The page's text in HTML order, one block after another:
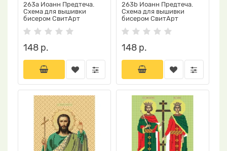
263a Иоанн Предтеча.
Схема для вышивки
бисером СвитАрт
148 р.
263b Иоанн Предтеча.
Схема для вышивки
бисером СвитАрт
148 р.